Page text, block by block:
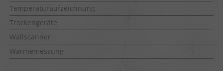
Temperaturaufzeichnung
Trockengeräte
Wallscanner
Wärmemessung